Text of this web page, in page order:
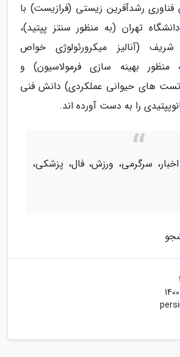
رشدآفرین زیستی (فرازیست) با
تهران (به منظور سنتز پپتید)،
(آنالیز میکرورئولوژی خواص
منظور بهینه سازی فرمولاسیون) و
(تست های حیوانی عملکردی) دانش فنی
را به دست آورده اند.
سرگرمی، ورزش، فال، پزشکی،